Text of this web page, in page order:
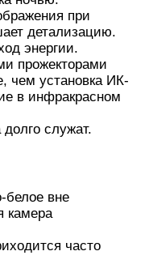
при
детализацию.
энергии.
прожекторами
чем установка ИК-
в инфракрасном
служат.
белое вне
камера
часто